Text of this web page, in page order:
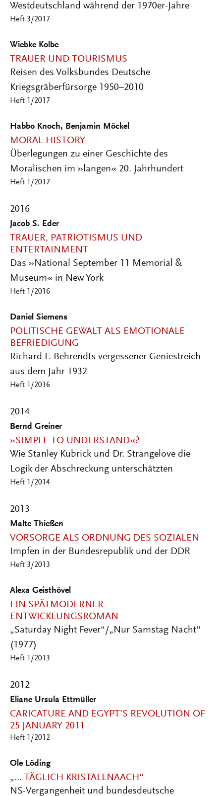
Westdeutschland während der 1970er-Jahre
Heft 3/2017
Wiebke Kolbe
TRAUER UND TOURISMUS
Reisen des Volksbundes Deutsche
Kriegsgräberfürsorge 1950–2010
Heft 1/2017
Habbo Knoch, Benjamin Möckel
MORAL HISTORY
Überlegungen zu einer Geschichte des
Moralischen im »langen« 20. Jahrhundert
Heft 1/2017
2016
Jacob S. Eder
TRAUER, PATRIOTISMUS UND
ENTERTAINMENT
Das »National September 11 Memorial &
Museum« in New York
Heft 1/2016
Daniel Siemens
POLITISCHE GEWALT ALS EMOTIONALE
BEFRIEDIGUNG
Richard F. Behrendts vergessener Geniestreich
aus dem Jahr 1932
Heft 1/2016
2014
Bernd Greiner
»SIMPLE TO UNDERSTAND«?
Wie Stanley Kubrick und Dr. Strangelove die
Logik der Abschreckung unterschätzten
Heft 1/2014
2013
Malte Thießen
VORSORGE ALS ORDNUNG DES SOZIALEN
Impfen in der Bundesrepublik und der DDR
Heft 3/2013
Alexa Geisthövel
EIN SPÄTMODERNER
ENTWICKLUNGSROMAN
„Saturday Night Fever“/„Nur Samstag Nacht“
(1977)
Heft 1/2013
2012
Eliane Ursula Ettmüller
CARICATURE AND EGYPT’S REVOLUTION OF
25 JANUARY 2011
Heft 1/2012
Ole Löding
„… TÄGLICH KRISTALLNAACH“
NS-Vergangenheit und bundesdeutsche